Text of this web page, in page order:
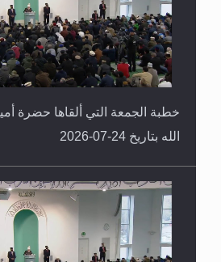
خطبة الجمعة التي ألقاها حضرة
الله بتاريخ 24-07-2026